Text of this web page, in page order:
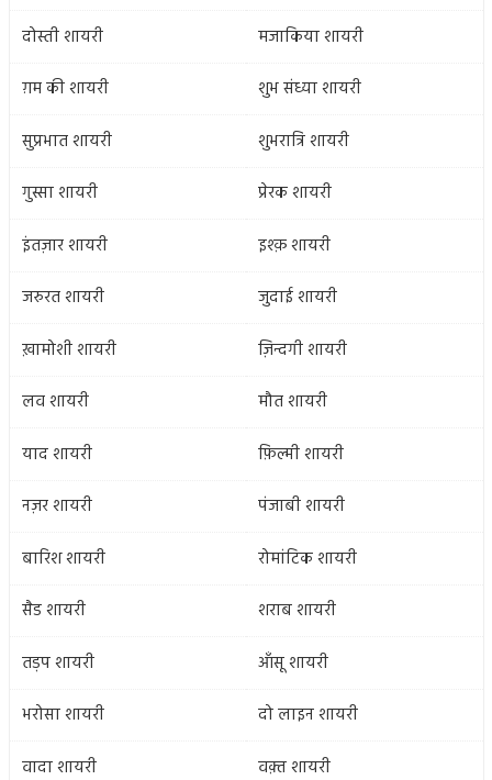
दोस्ती शायरी
मजाकिया शायरी
ग़म की शायरी
शुभ संध्या शायरी
सुप्रभात शायरी
शुभरात्रि शायरी
गुस्सा शायरी
प्रेरक शायरी
इंतज़ार शायरी
इश्क़ शायरी
जरुरत शायरी
जुदाई शायरी
ख़ामोशी शायरी
ज़िन्दगी शायरी
लव शायरी
मौत शायरी
याद शायरी
फ़िल्मी शायरी
नज़र शायरी
पंजाबी शायरी
बारिश शायरी
रोमांटिक शायरी
सैड शायरी
शराब शायरी
तड़प शायरी
आँसू शायरी
भरोसा शायरी
दो लाइन शायरी
वादा शायरी
वक़्त शायरी